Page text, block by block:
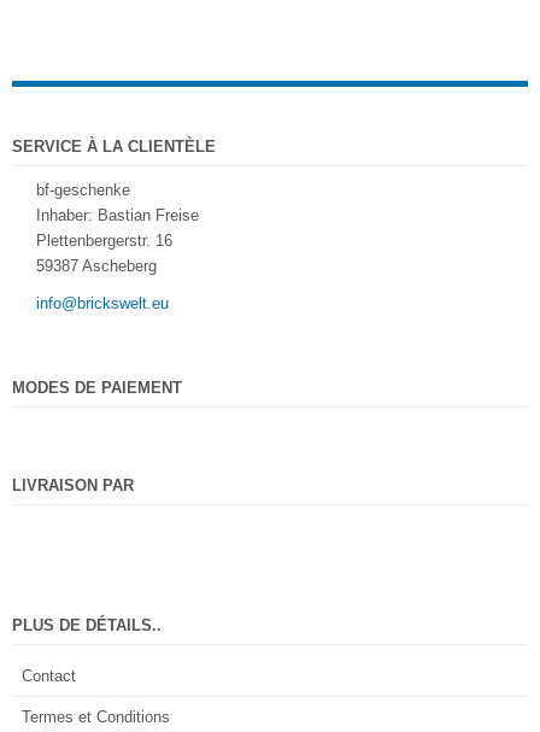
SERVICE À LA CLIENTÈLE
bf-geschenke
Inhaber: Bastian Freise
Plettenbergerstr. 16
59387 Ascheberg
info@brickswelt.eu
MODES DE PAIEMENT
LIVRAISON PAR
PLUS DE DÉTAILS..
Contact
Termes et Conditions